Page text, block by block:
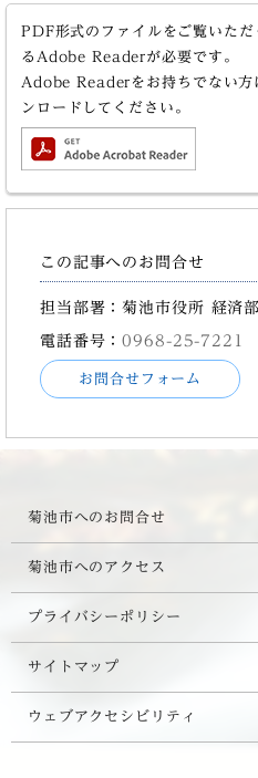
PDF形式のファイルをご覧いた
るAdobe Readerが必要です。
Adobe Readerをお持ちでない方
ンロードしてください。
この記事へのお問合せ
担当部署：菊池市役所 経済
電話番号：0968-25-7221
お問合せフォーム
菊池市へのお問合せ
菊池市へのアクセス
プライバシーポリシー
サイトマップ
ウェブアクセシビリティ